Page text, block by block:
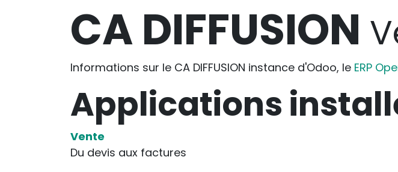
CA DIFFUSION
Informations sur le CA DIFFUSION instance d'Odoo, le ERP
Applications
Vente
Du devis aux factures